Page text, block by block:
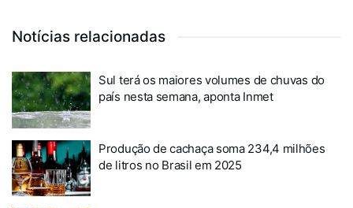
Notícias relacionadas
Sul terá os maiores volumes de chuvas do
país nesta semana, aponta Inmet
Produção de cachaça soma 234,4 milhões
de litros no Brasil em 2025